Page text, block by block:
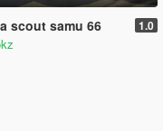
scout samu 66 1.0